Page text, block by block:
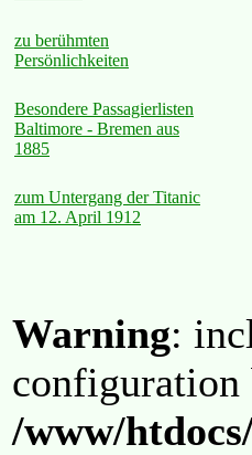
zu berühmten
Persönlichkeiten
Besondere Passagierlisten
Baltimore - Bremen aus
1885
zum Untergang der Titanic
am 12. April 1912
Warning:
/www/